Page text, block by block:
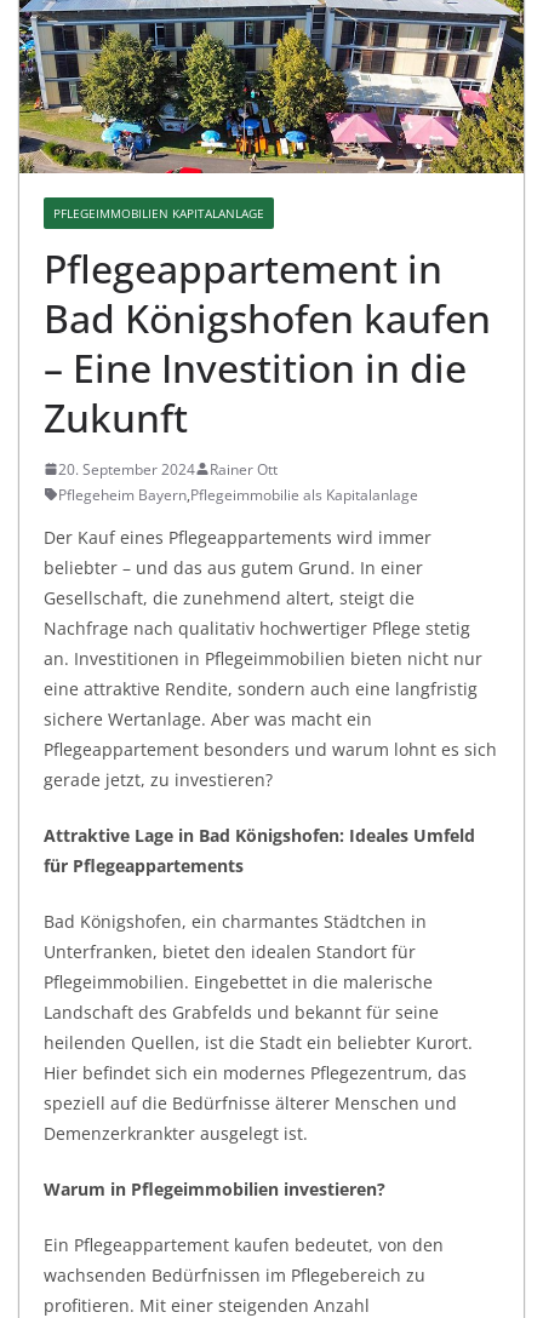
PFLEGEIMMOBILIEN KAPITALANLAGE
Pflegeappartement in
Bad Königshofen kaufen
– Eine Investition in die
Zukunft
20. September 2024
Rainer Ott
Pflegeheim Bayern,Pflegeimmobilie als Kapitalanlage
Der Kauf eines Pflegeappartements wird immer
beliebter – und das aus gutem Grund. In einer
Gesellschaft, die zunehmend altert, steigt die
Nachfrage nach qualitativ hochwertiger Pflege stetig
an. Investitionen in Pflegeimmobilien bieten nicht nur
eine attraktive Rendite, sondern auch eine langfristig
sichere Wertanlage. Aber was macht ein
Pflegeappartement besonders und warum lohnt es sich
gerade jetzt, zu investieren?
Attraktive Lage in Bad Königshofen: Ideales Umfeld
für Pflegeappartements
Bad Königshofen, ein charmantes Städtchen in
Unterfranken, bietet den idealen Standort für
Pflegeimmobilien. Eingebettet in die malerische
Landschaft des Grabfelds und bekannt für seine
heilenden Quellen, ist die Stadt ein beliebter Kurort.
Hier befindet sich ein modernes Pflegezentrum, das
speziell auf die Bedürfnisse älterer Menschen und
Demenzerkrankter ausgelegt ist.
Warum in Pflegeimmobilien investieren?
Ein Pflegeappartement kaufen bedeutet, von den
wachsenden Bedürfnissen im Pflegebereich zu
profitieren. Mit einer steigenden Anzahl